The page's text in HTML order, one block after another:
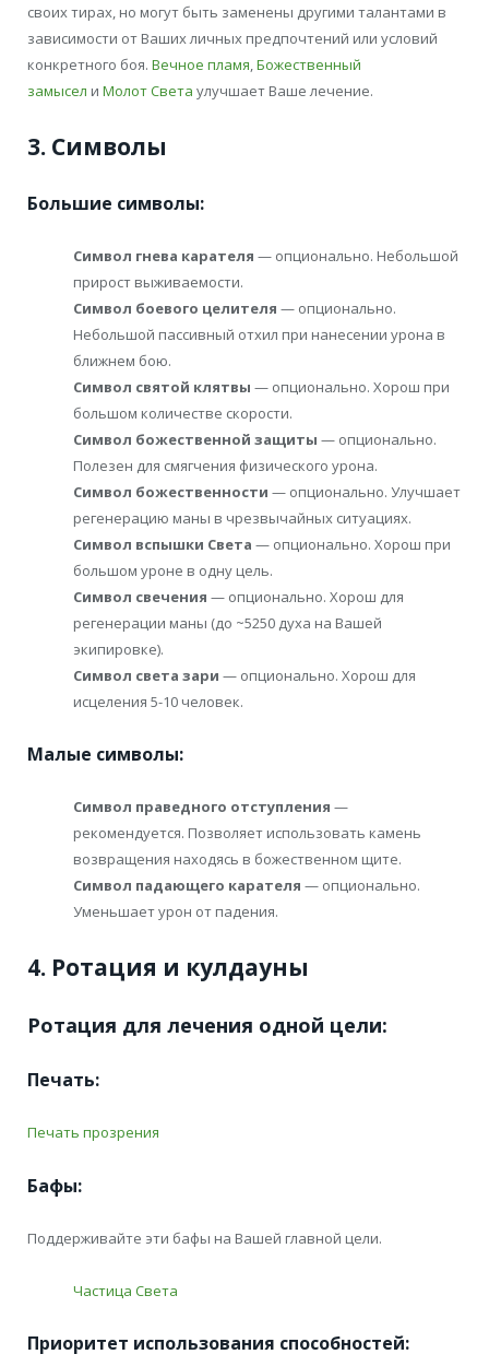
своих тирах, но могут быть заменены другими талантами в
зависимости от Ваших личных предпочтений или условий
конкретного боя. Вечное пламя,Божественный
замысел и Молот Света улучшает Ваше лечение.
3. Символы
Большие символы:
Символ гнева карателя — опционально. Небольшой
прирост выживаемости.
Символ боевого целителя — опционально.
Небольшой пассивный отхил при нанесении урона в
ближнем бою.
Символ святой клятвы — опционально. Хорош при
большом количестве скорости.
Символ божественной защиты — опционально.
Полезен для смягчения физического урона.
Символ божественности — опционально. Улучшает
регенерацию маны в чрезвычайных ситуациях.
Символ вспышки Света — опционально. Хорош при
большом уроне в одну цель.
Символ свечения — опционально. Хорош для
регенерации маны (до ~5250 духа на Вашей
экипировке).
Символ света зари — опционально. Хорош для
исцеления 5-10 человек.
Малые символы:
Символ праведного отступления —
рекомендуется. Позволяет использовать камень
возвращения находясь в божественном щите.
Символ падающего карателя — опционально.
Уменьшает урон от падения.
4. Ротация и кулдауны
Ротация для лечения одной цели:
Печать:
Печать прозрения
Бафы:
Поддерживайте эти бафы на Вашей главной цели.
Частица Света
Приоритет использования способностей: